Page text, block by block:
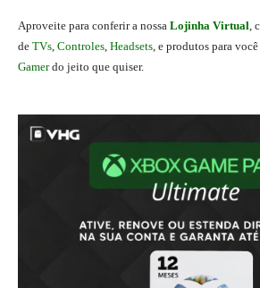
Aproveite para conferir a nossa Lojinha Virtual ,
de TVs Controles Headsets , e produtos para
Gamerdo jeito que quiser.